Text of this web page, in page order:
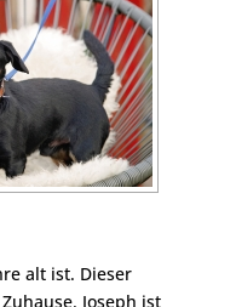
alt ist. Dieser
Joseph ist